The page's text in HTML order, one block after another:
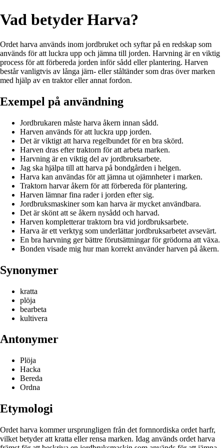
Vad betyder Harva?
Ordet harva används inom jordbruket och syftar på en redskap som
används för att luckra upp och jämna till jorden. Harvning är en viktig
process för att förbereda jorden inför sådd eller plantering. Harven
består vanligtvis av långa järn- eller ståltänder som dras över marken
med hjälp av en traktor eller annat fordon.
Exempel på användning
Jordbrukaren måste harva åkern innan sådd.
Harven används för att luckra upp jorden.
Det är viktigt att harva regelbundet för en bra skörd.
Harven dras efter traktorn för att arbeta marken.
Harvning är en viktig del av jordbruksarbete.
Jag ska hjälpa till att harva på bondgården i helgen.
Harva kan användas för att jämna ut ojämnheter i marken.
Traktorn harvar åkern för att förbereda för plantering.
Harven lämnar fina rader i jorden efter sig.
Jordbruksmaskiner som kan harva är mycket användbara.
Det är skönt att se åkern nysådd och harvad.
Harven kompletterar traktorn bra vid jordbruksarbete.
Harva är ett verktyg som underlättar jordbruksarbetet avsevärt.
En bra harvning ger bättre förutsättningar för grödorna att växa.
Bonden visade mig hur man korrekt använder harven på åkern.
Synonymer
kratta
plöja
bearbeta
kultivera
Antonymer
Plöja
Hacka
Bereda
Ordna
Etymologi
Ordet harva kommer ursprungligen från det fornnordiska ordet harfr,
vilket betyder att kratta eller rensa marken. Idag används ordet harva